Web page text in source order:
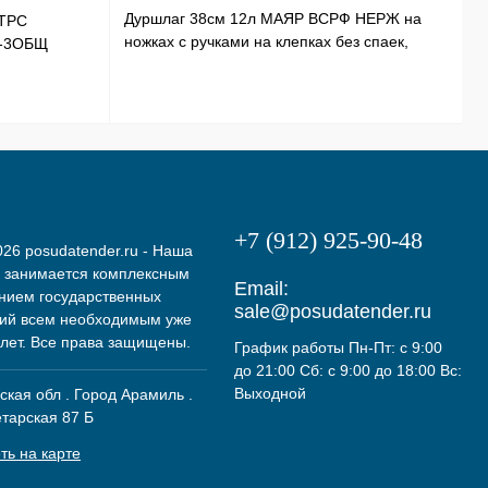
3ОБЩ
Дуршлаг 38см 12л МАЯР ВСРФ НЕРЖ на
ножках с ручками на клепках без спаек,
posudatender.ru - Наша
комплексным
государственных
всем необходимым уже
Все права защищены.
обл . Город Арамиль .
87 Б
на карте
+7 (912) 925-90-48
Email:
sale@posudatender.ru
График работы Пн-Пт: с 9:00
до 21:00 Сб: с 9:00 до 18:00 Вс:
Выходной